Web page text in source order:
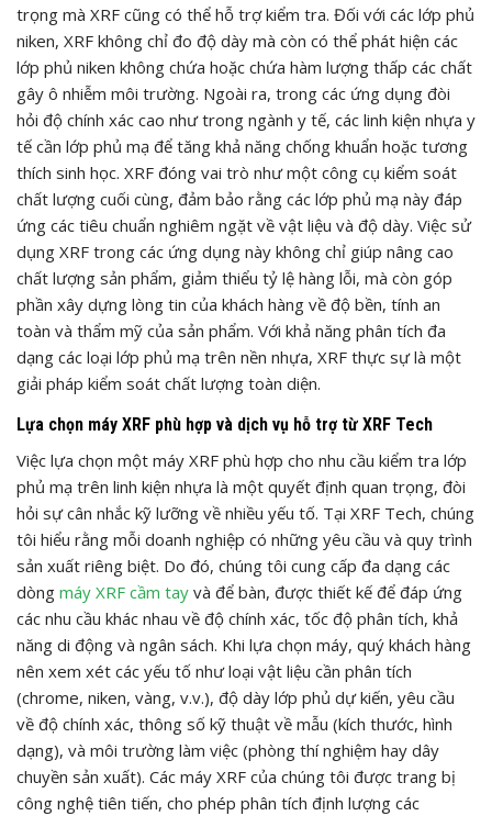
trọng mà XRF cũng có thể hỗ trợ kiểm tra. Đối với các lớp phủ
niken, XRF không chỉ đo độ dày mà còn có thể phát hiện các
lớp phủ niken không chứa hoặc chứa hàm lượng thấp các chất
gây ô nhiễm môi trường. Ngoài ra, trong các ứng dụng đòi
hỏi độ chính xác cao như trong ngành y tế, các linh kiện nhựa y
tế cần lớp phủ mạ để tăng khả năng chống khuẩn hoặc tương
thích sinh học. XRF đóng vai trò như một công cụ kiểm soát
chất lượng cuối cùng, đảm bảo rằng các lớp phủ mạ này đáp
ứng các tiêu chuẩn nghiêm ngặt về vật liệu và độ dày. Việc sử
dụng XRF trong các ứng dụng này không chỉ giúp nâng cao
chất lượng sản phẩm, giảm thiểu tỷ lệ hàng lỗi, mà còn góp
phần xây dựng lòng tin của khách hàng về độ bền, tính an
toàn và thẩm mỹ của sản phẩm. Với khả năng phân tích đa
dạng các loại lớp phủ mạ trên nền nhựa, XRF thực sự là một
giải pháp kiểm soát chất lượng toàn diện.
Lựa chọn máy XRF phù hợp và dịch vụ hỗ trợ từ XRF Tech
Việc lựa chọn một máy XRF phù hợp cho nhu cầu kiểm tra lớp
phủ mạ trên linh kiện nhựa là một quyết định quan trọng, đòi
hỏi sự cân nhắc kỹ lưỡng về nhiều yếu tố. Tại XRF Tech, chúng
tôi hiểu rằng mỗi doanh nghiệp có những yêu cầu và quy trình
sản xuất riêng biệt. Do đó, chúng tôi cung cấp đa dạng các
dòng máy XRF cầm tay và để bàn, được thiết kế để đáp ứng
các nhu cầu khác nhau về độ chính xác, tốc độ phân tích, khả
năng di động và ngân sách. Khi lựa chọn máy, quý khách hàng
nên xem xét các yếu tố như loại vật liệu cần phân tích
(chrome, niken, vàng, v.v.), độ dày lớp phủ dự kiến, yêu cầu
về độ chính xác, thông số kỹ thuật về mẫu (kích thước, hình
dạng), và môi trường làm việc (phòng thí nghiệm hay dây
chuyền sản xuất). Các máy XRF của chúng tôi được trang bị
công nghệ tiên tiến, cho phép phân tích định lượng các